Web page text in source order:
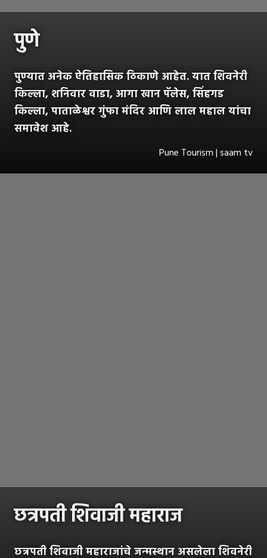
पुणे
पुण्यात अनेक ऐतिहासिक ठिकाणे आहेत. यात शिवनेरी
किल्ला, शनिवार वाडा, आगा खान पॅलेस, सिंहगड
किल्ला, पाताळेश्वर गुंफा मंदिर आणि लाल महाल यांचा
समावेश आहे.
Pune Tourism | saam tv
छत्रपती शिवाजी महाराज
छत्रपती शिवाजी महाराजांचे जन्मस्थान असलेला शिवनेरी